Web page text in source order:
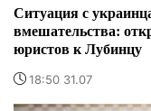
Ситуация с
вмешательства:
юристов к Лубинцу
18:50 31.07